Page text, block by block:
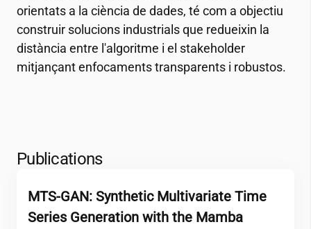
orientats a la ciència de dades, té com a objectiu
construir solucions industrials que redueixin la
distància entre l'algoritme i el stakeholder
mitjançant enfocaments transparents i robustos.
Publications
MTS-GAN: Synthetic Multivariate Time
Series Generation with the Mamba